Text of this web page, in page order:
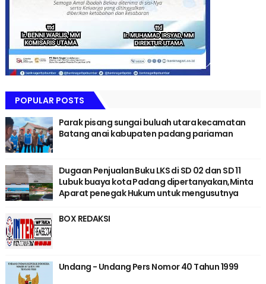
POPULAR POSTS
Parak pisang sungai buluah utara kecamatan
Batang anai kabupaten padang pariaman
Dugaan Penjualan Buku LKS di SD 02 dan SD 11
Lubuk buaya kota Padang dipertanyakan,Minta
Aparat penegak Hukum untuk mengusutnya
BOX REDAKSI
Undang - Undang Pers Nomor 40 Tahun 1999